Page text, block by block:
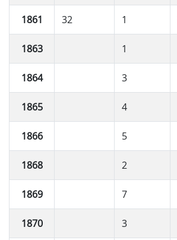
1861 32 1
1863 1
1864 3
1865 4
1866 5
1868 2
1869 7
1870 3